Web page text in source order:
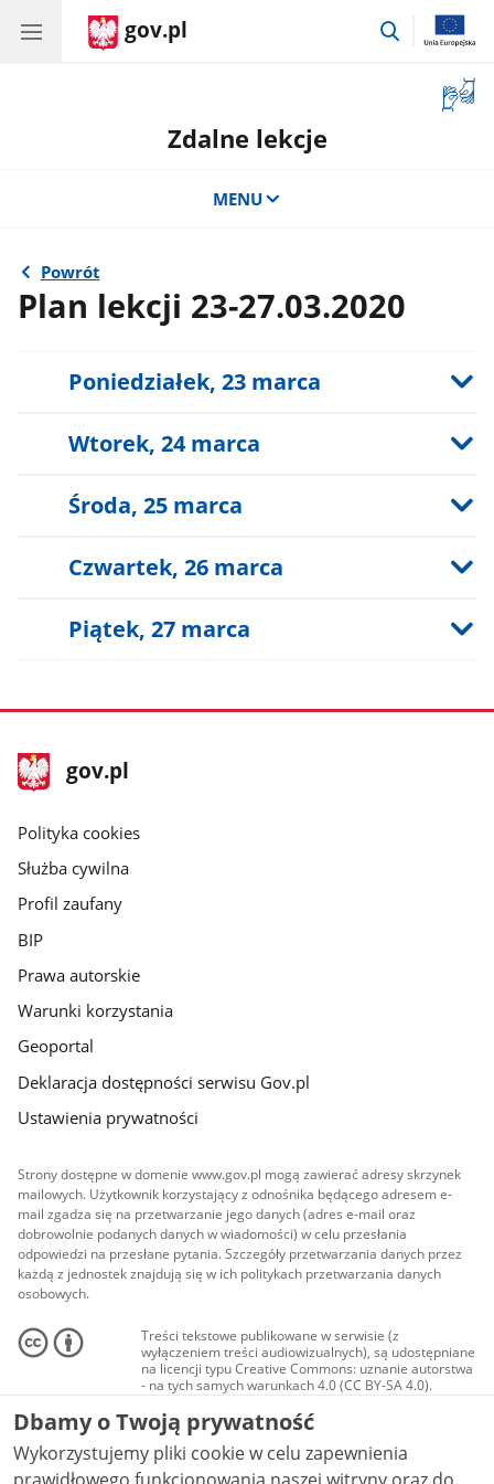
gov.pl
przejdź
okno
Zdalne lekcje
MENU
Powrót
Plan lekcji 23-27.03.2020
Poniedziałek, 23 marca
Wtorek, 24 marca
Środa, 25 marca
Czwartek, 26 marca
Piątek, 27 marca
stopka
gov.pl
Strona
gov.pl
gov.pl
Polityka cookies
Służba cywilna
Profil zaufany
BIP
Prawa autorskie
Warunki korzystania
Geoportal
Deklaracja dostępności serwisu Gov.pl
Ustawienia prywatności
Strony dostępne w domenie www.gov.pl mogą zawierać adresy skrzynek
mailowych. Użytkownik korzystający z odnośnika będącego adresem e-
mail zgadza się na przetwarzanie jego danych (adres e-mail oraz
dobrowolnie podanych danych w wiadomości) w celu przesłania
odpowiedzi na przesłane pytania. Szczegóły przetwarzania danych przez
każdą z jednostek znajdują się w ich politykach przetwarzania danych
osobowych.
Treści tekstowe publikowane w serwisie (z
wyłączeniem treści audiowizualnych), są udostępniane
na licencji typu Creative Commons: uznanie autorstwa
- na tych samych warunkach 4.0 (CC BY-SA 4.0).
Materiały audiowizualne, w tym zdjęcia, materiały
audio i wideo, są udostępniane na licencji typu
Creative Commons: uznanie autorstwa użycie
niekomercyjne - bez utworów zależnych 4.0 (CC BY-
NC-ND 4.0), o ile nie jest to stwierdzone inaczej.
Dbamy o Twoją prywatność
Wykorzystujemy pliki cookie w celu zapewnienia